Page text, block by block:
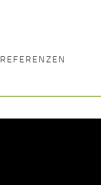
REFERENZEN